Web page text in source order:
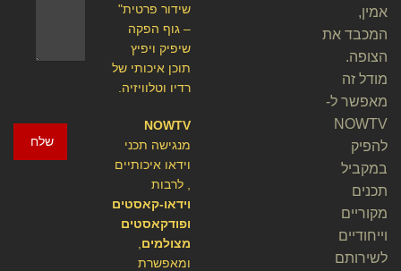
שלח
שידור פרטית"
– גוף הפקה
שיפיק ויפיץ
תוכן איכותי של
רדיו וטלוויזיה.
NOWTV
מנגישה תכני
וידאו איכותיים
, לרבות
וידאו-קאסטים
ופודקאסטים
מצולמים
ומאפשרת
אמין,
המכבד את
הצופה.
מודל זה
מאפשר ל-
NOWTV
להפיק
במקביל
תכנים
מקוריים
וייחודיים
לשירותם